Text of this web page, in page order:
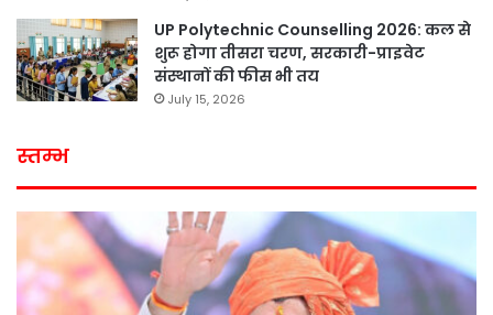
UP Polytechnic Counselling 2026: कल से
शुरू होगा तीसरा चरण, सरकारी-प्राइवेट
संस्थानों की फीस भी तय
July 15, 2026
स्तम्भ